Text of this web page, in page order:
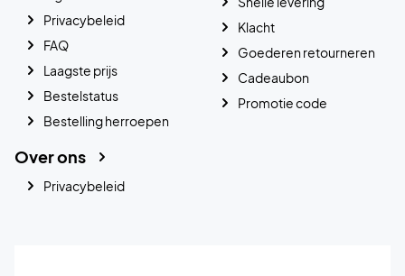
Privacybeleid
FAQ
Laagste prijs
Bestelstatus
Bestelling herroepen
Klacht
Goederen retourneren
Cadeaubon
Promotie code
Over ons
Privacybeleid